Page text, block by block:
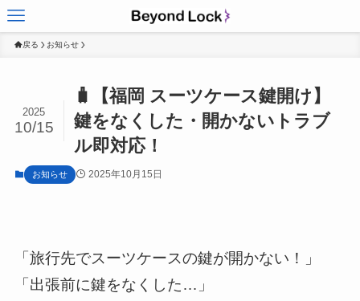
戻る お知らせ
🧳【福岡 スーツケース鍵開け】
鍵をなくした・開かないトラブ
ル即対応！
2025
10/15
お知らせ 2025年10月15日
「旅行先でスーツケースの鍵が開かない！」
「出張前に鍵をなくした…」